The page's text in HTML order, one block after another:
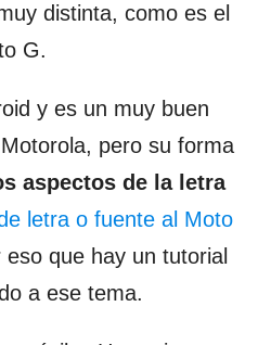
distinta, como es el
G.
y es un muy buen
pero su forma
aspectos de la letra
letra o fuente al Moto
que hay un tutorial
a ese tema.